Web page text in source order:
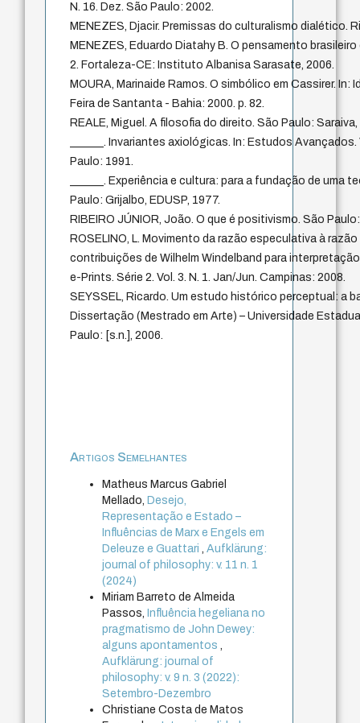
N. 16. Dez. São Paulo: 2002.
MENEZES, Djacir. Premissas do culturalismo dialético.
MENEZES, Eduardo Diatahy B. O pensamento
2. Fortaleza-CE: Instituto Albanisa Sarasate, 2006.
MOURA, Marinaide Ramos. O simbólico em Cassirer. In:
Feira de Santanta - Bahia: 2000. p. 82.
REALE, Miguel. A filosofia do direito. São Paulo: Saraiva,
______. Invariantes axiológicas. In: Estudos
Paulo: 1991.
______. Experiência e cultura: para a fundação de uma
Paulo: Grijalbo, EDUSP, 1977.
RIBEIRO JÚNIOR, João. O que é positivismo. São
ROSELINO, L. Movimento da razão especulativa à
contribuições de Wilhelm Windelband para
e-Prints. Série 2. Vol. 3. N. 1. Jan/Jun. Campinas: 2008.
SEYSSEL, Ricardo. Um estudo histórico perceptual: a
Dissertação (Mestrado em Arte) – Universidade
Paulo: [s.n.], 2006.
Artigos Semelhantes
Matheus Marcus Gabriel
Mellado, Desejo,
Representação e Estado –
Influências de Marx e Engels em
Deleuze e Guattari,Aufklärung:
journal of philosophy: v. 11 n. 1
(2024)
Miriam Barreto de Almeida
Passos, Influência hegeliana no
pragmatismo de John Dewey:
alguns apontamentos,
Aufklärung: journal of
philosophy: v. 9 n. 3 (2022):
Setembro-Dezembro
Christiane Costa de Matos